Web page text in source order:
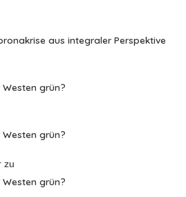
aus integraler Perspektive
grün?
grün?
zu
grün?